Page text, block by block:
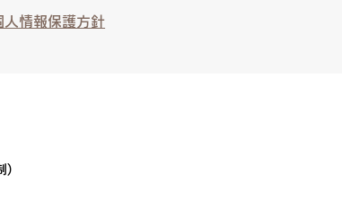
人情報保護方針
)